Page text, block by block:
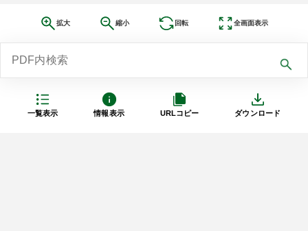
一覧表示 情報表示 URLコピー ダウンロード
拡大 縮小 回転 全画面表示